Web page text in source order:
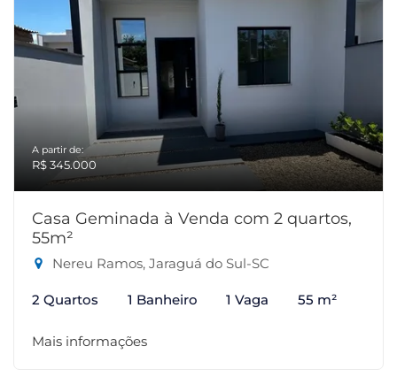
A partir de:
R$ 345.000
Casa Geminada à Venda com 2 quartos,
55m²
Nereu Ramos, Jaraguá do Sul-SC
2 Quartos 1 Banheiro 1 Vaga 55 m²
Mais informações